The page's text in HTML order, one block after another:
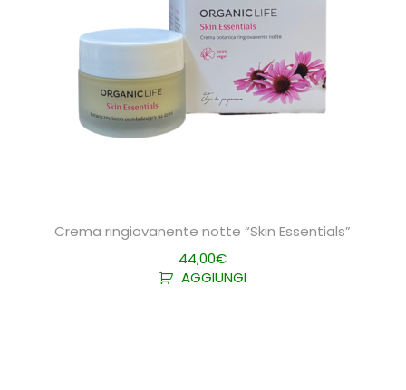
Crema ringiovanente notte “Skin Essentials”
44,00€
AGGIUNGI